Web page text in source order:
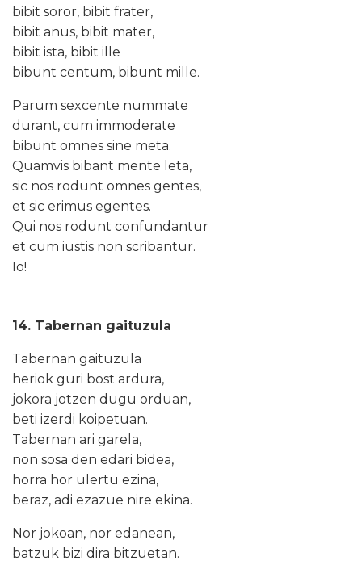
bibit soror, bibit frater,
bibit anus, bibit mater,
bibit ista, bibit ille
bibunt centum, bibunt mille.
Parum sexcente nummate
durant, cum immoderate
bibunt omnes sine meta.
Quamvis bibant mente leta,
sic nos rodunt omnes gentes,
et sic erimus egentes.
Qui nos rodunt confundantur
et cum iustis non scribantur.
Io!
14. Tabernan gaituzula
Tabernan gaituzula
heriok guri bost ardura,
jokora jotzen dugu orduan,
beti izerdi koipetuan.
Tabernan ari garela,
non sosa den edari bidea,
horra hor ulertu ezina,
beraz, adi ezazue nire ekina.
Nor jokoan, nor edanean,
batzuk bizi dira bitzuetan.